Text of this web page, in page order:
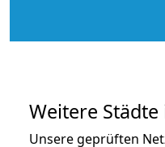
Weitere
Unsere geprüften